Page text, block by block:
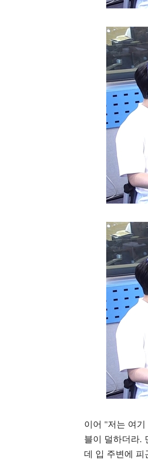
이어 "저는 여
블이 덜하더라.
데 입 주변에 피